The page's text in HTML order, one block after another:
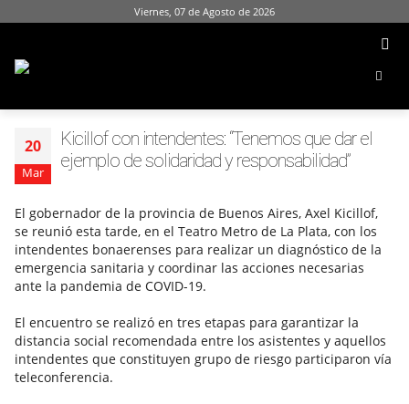
Viernes, 07 de Agosto de 2026
20
Mar
Kicillof con intendentes: “Tenemos que dar el
ejemplo de solidaridad y responsabilidad”
El gobernador de la provincia de Buenos Aires, Axel Kicillof,
se reunió esta tarde, en el Teatro Metro de La Plata, con los
intendentes bonaerenses para realizar un diagnóstico de la
emergencia sanitaria y coordinar las acciones necesarias
ante la pandemia de COVID-19.
El encuentro se realizó en tres etapas para garantizar la
distancia social recomendada entre los asistentes y aquellos
intendentes que constituyen grupo de riesgo participaron vía
teleconferencia.